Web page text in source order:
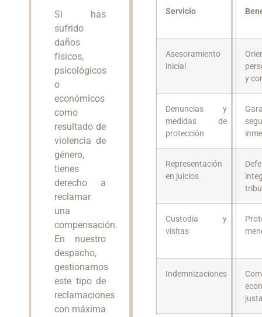
Si has
sufrido
daños
físicos,
psicológicos
o
económicos
como
resultado de
violencia de
género,
tienes
derecho a
reclamar
una
compensación.
En nuestro
despacho,
gestionamos
este tipo de
reclamaciones
con máxima
Servicio
Asesoramiento
inicial
y
Denuncias y
medidas de
protección
Representación
en juicios
Custodia y
visitas
Indemnizaciones